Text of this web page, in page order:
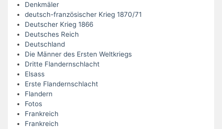
Denkmäler
deutsch-französischer Krieg 1870/71
Deutscher Krieg 1866
Deutsches Reich
Deutschland
Die Männer des Ersten Weltkriegs
Dritte Flandernschlacht
Elsass
Erste Flandernschlacht
Flandern
Fotos
Frankreich
Frankreich